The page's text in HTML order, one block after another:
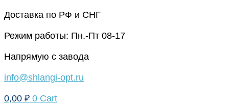
Перейти
содержимому
Доставка по РФ и СНГ
Режим работы: Пн.-Пт 08-17
Напрямую с завода
info@shlangi-opt.ru
0,00 ₽ 0 Cart